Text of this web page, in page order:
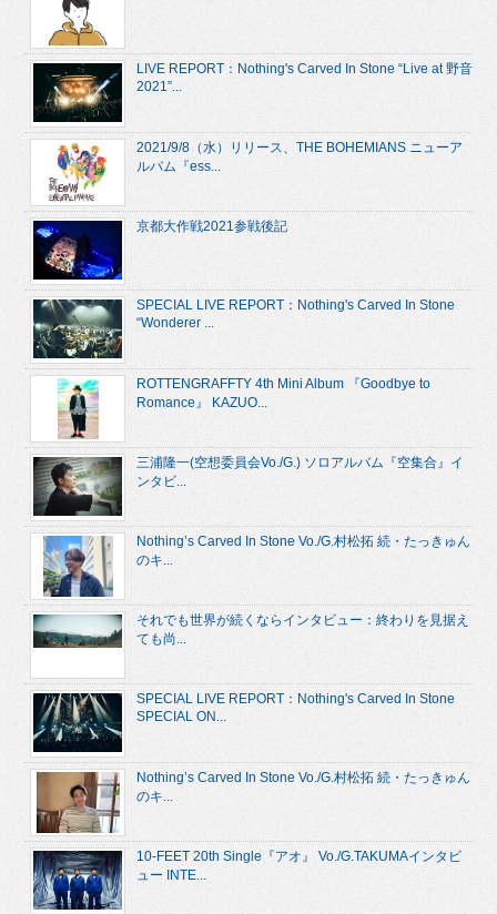
LIVE REPORT：Nothing's Carved In Stone “Live at 野音
2021”...
2021/9/8（水）リリース、THE BOHEMIANS ニューア
ルバム『ess...
京都大作戦2021参戦後記
SPECIAL LIVE REPORT：Nothing's Carved In Stone
“Wonderer ...
ROTTENGRAFFTY 4th Mini Album 『Goodbye to
Romance』 KAZUO...
三浦隆一(空想委員会Vo./G.) ソロアルバム『空集合』イ
ンタビ...
Nothing’s Carved In Stone Vo./G.村松拓 続・たっきゅん
のキ...
それでも世界が続くならインタビュー：終わりを見据え
ても尚...
SPECIAL LIVE REPORT：Nothing's Carved In Stone
SPECIAL ON...
Nothing’s Carved In Stone Vo./G.村松拓 続・たっきゅん
のキ...
10-FEET 20th Single『アオ』 Vo./G.TAKUMAインタビ
ュー INTE...